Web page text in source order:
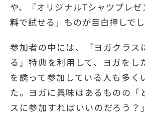
や、『オリジナルTシャツプレ
料で試せる」ものが目白押しでし
参加者の中には、『ヨガクラス
る』特典を利用して、ヨガをし
を誘って参加している人も多く
た。ヨガに興味はあるものの「
スに参加すればいいのだろう？